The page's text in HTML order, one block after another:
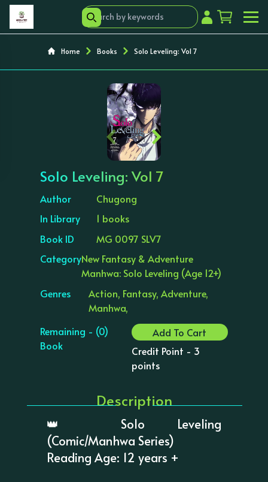
Home Books Solo Leveling: Vol 7
‹ ›
Solo Leveling: Vol 7
Author
Chugong
In Library
1 books
Book ID
MG 0097 SLV7
CategoryNew Fantasy & Adventure
Manhwa: Solo Leveling (Age 12+)
Genres
Action, Fantasy, Adventure,
Manhwa,
Remaining - (0)
Book
Add To Cart
Credit Point - 3
points
Description
👑 Solo Leveling
(Comic/Manhwa Series)
Reading Age: 12 years +